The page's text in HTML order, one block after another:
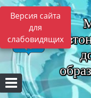
Версия сайта
для
слабовидящих